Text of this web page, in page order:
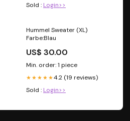
Sold : Login>>
Hummel Sweater (XL)
Farbe:Blau
US$ 30.00
Min. order: 1 piece
★★★★★4.2 (19 reviews)
Sold : Login>>